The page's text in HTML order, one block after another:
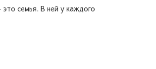
семья. В ней у каждого